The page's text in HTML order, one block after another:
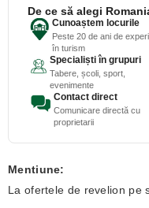
De ce să alegi
Cunoaștem locurile
Peste 20 de ani de
în turism
Specialiști în grupuri
Tabere, școli, sport,
evenimente
Contact direct
Comunicare directă cu
proprietarii
Mentiune:
La ofertele de revelion pe